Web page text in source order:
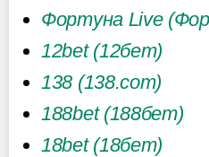
Фортуна Live
12bet (12бет)
138 (138.com)
188bet (188бет)
18bet (18бет)